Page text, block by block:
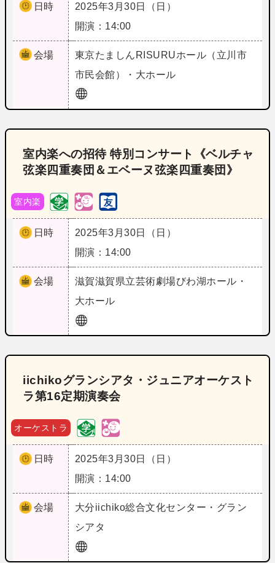
日時
2025年3月30日（日）
開演：14:00
会場 東京たましんRISURUホール（立川市
市民会館）・大ホール
室内楽への招待 特別コンサート《ベルチャ
弦楽四重奏団＆エベーヌ弦楽四重奏団》
室内楽
日時
2025年3月30日（日）
開演：14:00
会場 滋賀滋賀県立芸術劇場びわ湖ホール・
大ホール
iichikoグランシアタ・ジュニアオーケスト
ラ第16定期演奏会
オーケストラ
日時
2025年3月30日（日）
開演：14:00
会場 大分iichiko総合文化センター・グラン
シアタ